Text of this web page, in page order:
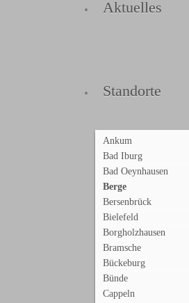
Aktuelles
Standorte
Ankum
Bad Iburg
Bad Oeynhausen
Berge
Bersenbrück
Bielefeld
Borgholzhausen
Bramsche
Bückeburg
Bünde
Cappeln